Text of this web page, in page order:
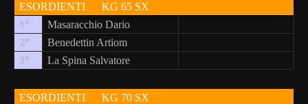
ESORDIENTI KG 65 SX
1° Masaracchio Dario
2° Benedettin Artiom
3° La Spina Salvatore
ESORDIENTI KG 70 SX